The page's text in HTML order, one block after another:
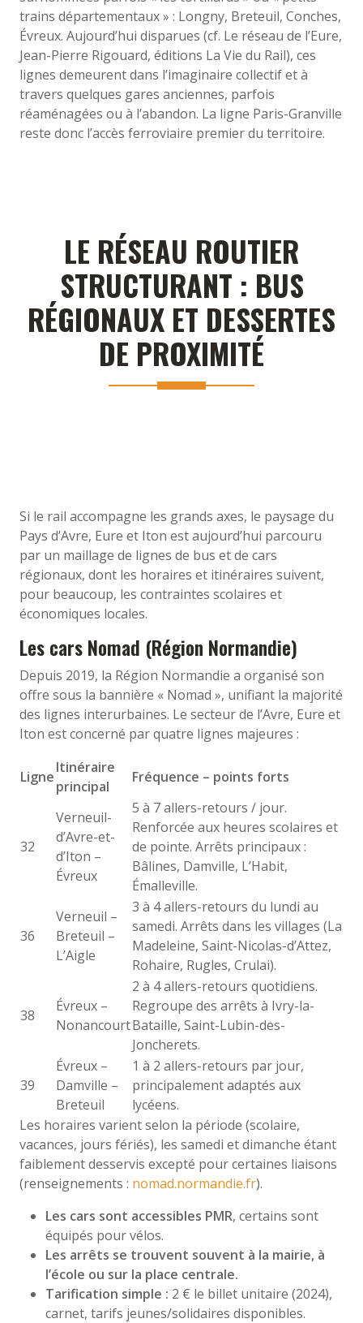
trains départementaux » : Longny, Breteuil, Conches,
Évreux. Aujourd’hui disparues (cf. Le réseau de l’Eure,
Jean-Pierre Rigouard, éditions La Vie du Rail), ces
lignes demeurent dans l’imaginaire collectif et à
travers quelques gares anciennes, parfois
réaménagées ou à l’abandon. La ligne Paris-Granville
reste donc l’accès ferroviaire premier du territoire.
LE RÉSEAU ROUTIER
STRUCTURANT : BUS
RÉGIONAUX ET DESSERTES
DE PROXIMITÉ
Si le rail accompagne les grands axes, le paysage du
Pays d’Avre, Eure et Iton est aujourd’hui parcouru
par un maillage de lignes de bus et de cars
régionaux, dont les horaires et itinéraires suivent,
pour beaucoup, les contraintes scolaires et
économiques locales.
Les cars Nomad (Région Normandie)
Depuis 2019, la Région Normandie a organisé son
offre sous la bannière « Nomad », unifiant la majorité
des lignes interurbaines. Le secteur de l’Avre, Eure et
Iton est concerné par quatre lignes majeures :
Ligne
Itinéraire
principal
Fréquence – points forts
32
Verneuil-
d’Avre-et-
d’Iton –
Évreux
5 à 7 allers-retours / jour.
Renforcée aux heures scolaires et
de pointe. Arrêts principaux :
Bâlines, Damville, L’Habit,
Émalleville.
36
Verneuil –
Breteuil –
L’Aigle
3 à 4 allers-retours du lundi au
samedi. Arrêts dans les villages (La
Madeleine, Saint-Nicolas-d’Attez,
Rohaire, Rugles, Crulai).
38
Évreux –
Nonancourt
2 à 4 allers-retours quotidiens.
Regroupe des arrêts à Ivry-la-
Bataille, Saint-Lubin-des-
Joncherets.
39
Évreux –
Damville –
Breteuil
1 à 2 allers-retours par jour,
principalement adaptés aux
lycéens.
Les horaires varient selon la période (scolaire,
vacances, jours fériés), les samedi et dimanche étant
faiblement desservis excepté pour certaines liaisons
(renseignements : nomad.normandie.fr).
Les cars sont accessibles PMR, certains sont
équipés pour vélos.
Les arrêts se trouvent souvent à la mairie, à
l’école ou sur la place centrale.
Tarification simple : 2 € le billet unitaire (2024),
carnet, tarifs jeunes/solidaires disponibles.